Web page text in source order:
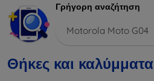
Γρήγορη αναζήτηση
Motorola Moto G04
Θήκες και καλύμματα